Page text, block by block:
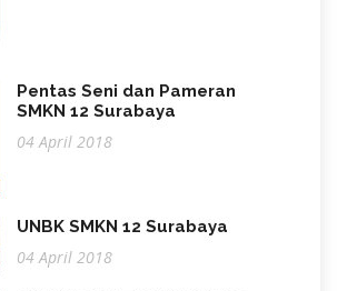
Pentas Seni dan Pameran
SMKN 12 Surabaya
04 April 2018
UNBK SMKN 12 Surabaya
04 April 2018